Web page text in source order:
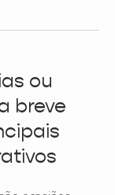
ou
breve